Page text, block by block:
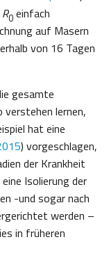
R0 einfach
auf Masern
von 16 Tagen
gesamte
lernen,
hat eine
) vorgeschlagen,
der Krankheit
Isolierung der
-und sogar nach
werden –
in früheren